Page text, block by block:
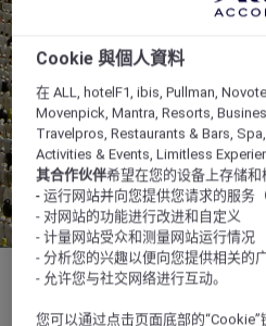
Cookie 與個人資料
在 ALL, hotelF1, ibis, Pullman,
Movenpick, Mantra, Resorts,
Travelpros, Restaurants & Bars,
Activities & Events, Limitless
其合作伙伴希望在您的设备上存储和
- 运行网站并向您提供您请求的服务
- 对网站的功能进行改进和自定义
- 计量网站受众和测量网站运行情况
- 分析您的兴趣以便向您提供相关的
- 允许您与社交网络进行互动。
您可以通过点击页面底部的“Cookie”